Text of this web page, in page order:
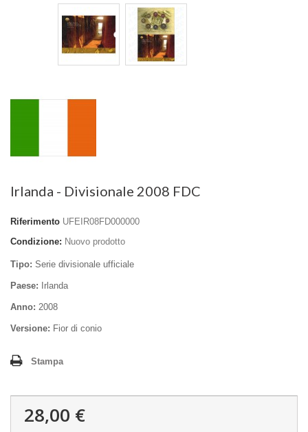
Irlanda - Divisionale 2008 FDC
Riferimento UFEIR08FD000000
Condizione: Nuovo prodotto
Tipo: Serie divisionale ufficiale
Paese: Irlanda
Anno: 2008
Versione: Fior di conio
Stampa
28,00 €